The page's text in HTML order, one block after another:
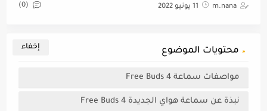
m.nana 11 يونيو 2022 (0)
محتويات الموضوع
مواصفات سماعة Free Buds 4
نبذة عن سماعة هواي الجديدة Free Buds 4